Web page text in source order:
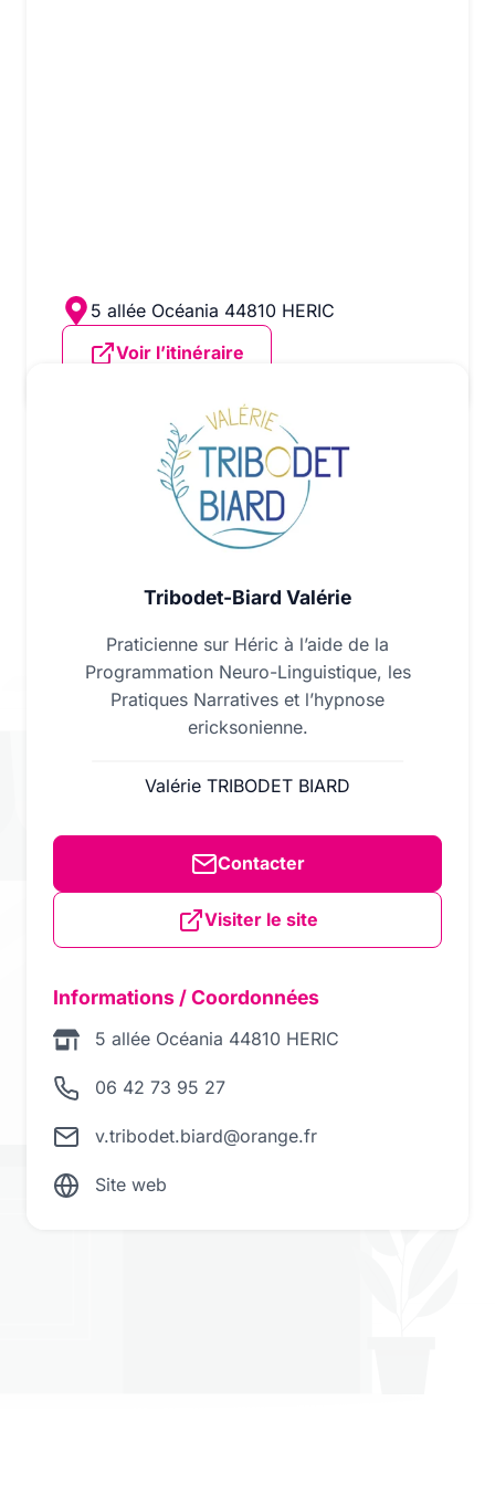
Elle rétablit la coopération et la
communication entre votre mental et votre
corps (uniquement pour le particulier).
L’état hypnotique est un état naturel qui
permet de vous connecter à vos ressources,
nécessaires à la résolution de votre
Pratiques Narratives
5 allée Océania 44810 HERIC
Voir l’itinéraire
Tribodet-Biard Valérie
Praticienne sur Héric à l’aide de la
Programmation Neuro-Linguistique, les
Pratiques Narratives et l’hypnose
ericksonienne.
Valérie TRIBODET BIARD
Contacter
Visiter le site
Informations / Coordonnées
5 allée Océania 44810 HERIC
06 42 73 95 27
v.tribodet.biard@orange.fr
Site web